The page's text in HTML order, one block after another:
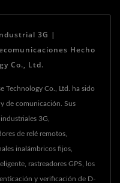
3G |
Hecho
Co., Ltd.
Technology Co., Ltd. ha sido
de comunicación. Sus
3G,
de relé remotos,
inalámbricos fijos,
rastreadores GPS, los
y verificación de D-